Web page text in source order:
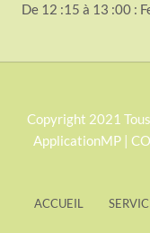
De 12 :15 à 13 :00 :
S
Copyright 2021
ApplicationMP |
ACCUEIL